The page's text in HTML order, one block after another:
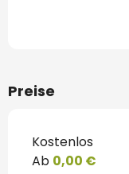
Preise
Kostenlos
Ab 0,00 €